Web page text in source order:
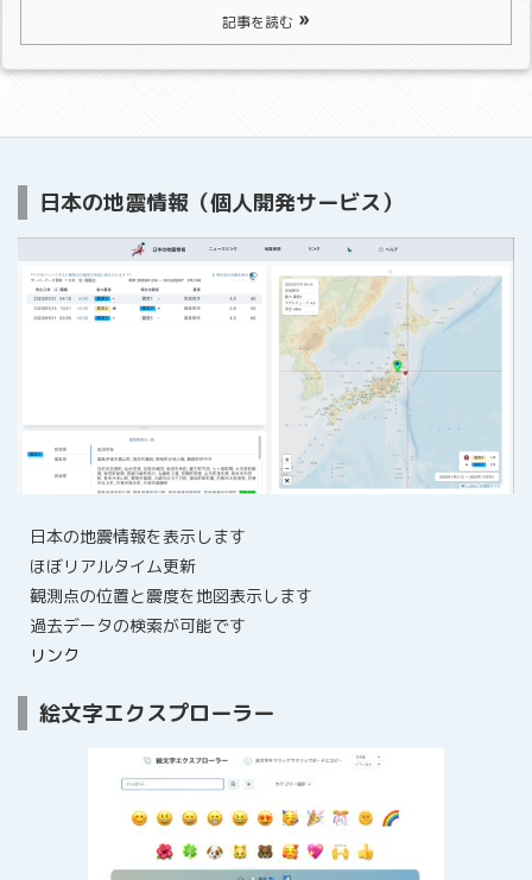
記事を読む
日本の地震情報（個人開発サービス）
日本の地震情報を表示します
ほぼリアルタイム更新
観測点の位置と震度を地図表示します
過去データの検索が可能です
リンク
絵文字エクスプローラー